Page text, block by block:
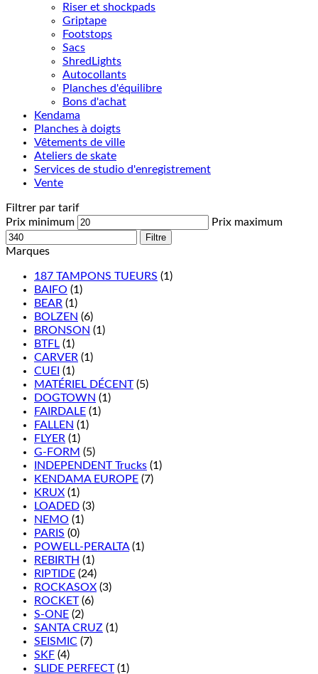
Riser et shockpads
Griptape
Footstops
Sacs
ShredLights
Autocollants
Planches d'équilibre
Bons d'achat
Kendama
Planches à doigts
Vêtements de ville
Ateliers de skate
Services de studio d'enregistrement
Vente
Filtrer par tarif
Prix minimum
Prix maximum
Filtre
Marques
187 TAMPONS TUEURS (1)
BAIFO (1)
BEAR (1)
BOLZEN (6)
BRONSON (1)
BTFL (1)
CARVER (1)
CUEI (1)
MATÉRIEL DÉCENT (5)
DOGTOWN (1)
FAIRDALE (1)
FALLEN (1)
FLYER (1)
G-FORM (5)
INDEPENDENT Trucks (1)
KENDAMA EUROPE (7)
KRUX (1)
LOADED (3)
NEMO (1)
PARIS (0)
POWELL-PERALTA (1)
REBIRTH (1)
RIPTIDE (24)
ROCKASOX (3)
ROCKET (6)
S-ONE (2)
SANTA CRUZ (1)
SEISMIC (7)
SKF (4)
SLIDE PERFECT (1)